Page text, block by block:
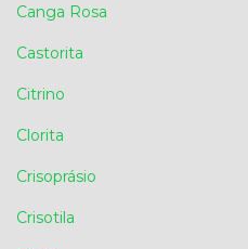
Canga Rosa
Castorita
Citrino
Clorita
Crisoprásio
Crisotila